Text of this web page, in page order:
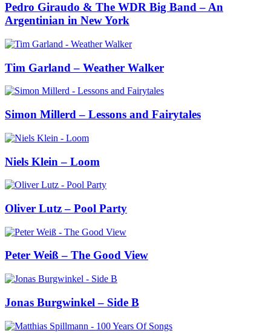
Pedro Giraudo & The WDR Big Band – An
Argentinian in New York
Tim Garland – Weather Walker
Simon Millerd – Lessons and Fairytales
Niels Klein – Loom
Oliver Lutz – Pool Party
Peter Weiß – The Good View
Jonas Burgwinkel – Side B